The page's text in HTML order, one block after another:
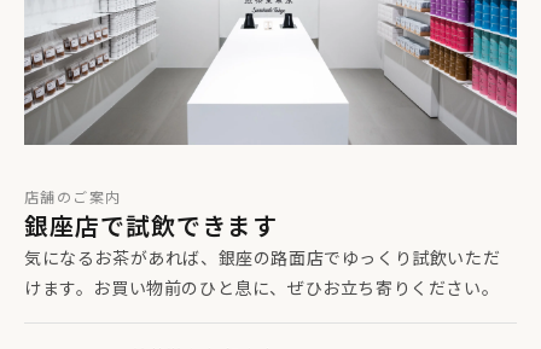
店舗のご案内
銀座店で試飲できます
気になるお茶があれば、銀座の路面店でゆっくり試飲いただ
けます。お買い物前のひと息に、ぜひお立ち寄りください。